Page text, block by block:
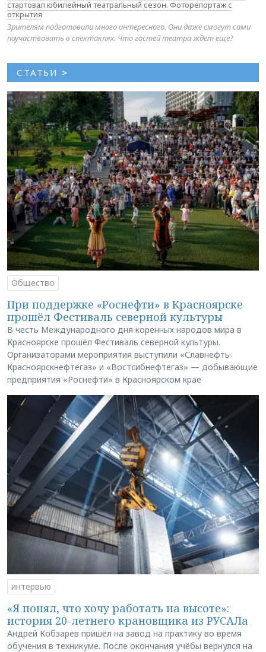
стартовал юбилейный театральный сезон. Фоторепортаж с
открытия
Зрителям подготовили много интересного. Они даже смогут сами
поучаствовать в спектаклях. Что гостей театра ждет еще?
СТАТЬИ >
Общество
При поддержке «Роснефти» в Красноярске
прошёл Фестиваль северной культуры
В честь Международного дня коренных народов мира в
Красноярске прошёл Фестиваль северной культуры.
Организаторами мероприятия выступили «Славнефть-
Красноярскнефтегаз» и «Востсибнефтегаз» — добывающие
предприятия «Роснефти» в Красноярском крае
интервью
«Я понял, что хочу работать на высоте»:
история 20-летнего крановщика из РУСАЛа
Андрей Кобзарев пришёл на завод на практику во время
обучения в техникуме. После окончания учёбы вернулся на